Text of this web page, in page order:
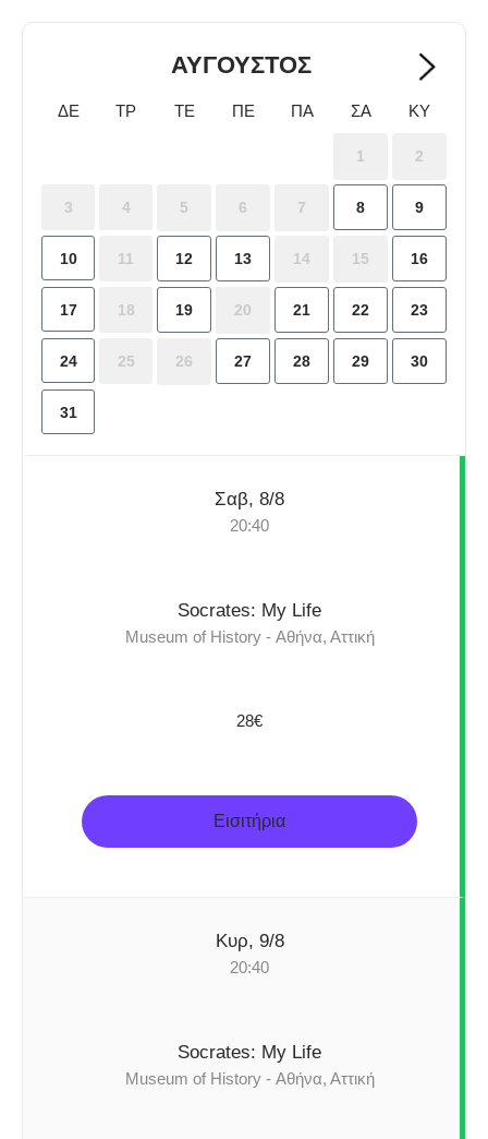
ΑΥΓΟΥΣΤΟΣ
ΔΕ ΤΡ ΤΕ ΠΕ ΠΑ ΣΑ ΚΥ
1 2
3 4 5 6 7 8 9
10 11 12 13 14 15 16
17 18 19 20 21 22 23
24 25 26 27 28 29 30
31
Σαβ, 8/8
20:40
Socrates: My Life
Museum of History - Αθήνα, Αττική
28€
Εισιτήρια
Κυρ, 9/8
20:40
Socrates: My Life
Museum of History - Αθήνα, Αττική